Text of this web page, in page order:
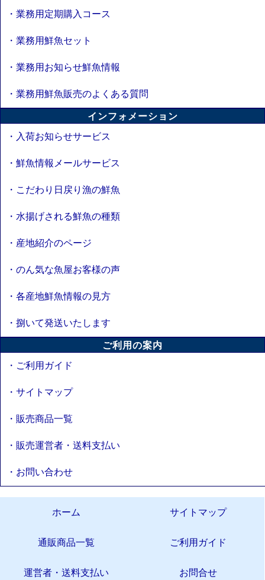
・業務用定期購入コース
・業務用鮮魚セット
・業務用お知らせ鮮魚情報
・業務用鮮魚販売のよくある質問
インフォメーション
・入荷お知らせサービス
・鮮魚情報メールサービス
・こだわり日戻り漁の鮮魚
・水揚げされる鮮魚の種類
・産地紹介のページ
・のん気な魚屋お客様の声
・各産地鮮魚情報の見方
・捌いて発送いたします
ご利用の案内
・ご利用ガイド
・サイトマップ
・販売商品一覧
・販売運営者・送料支払い
・お問い合わせ
ホーム サイトマップ
通販商品一覧 ご利用ガイド
運営者・送料支払い お問合せ